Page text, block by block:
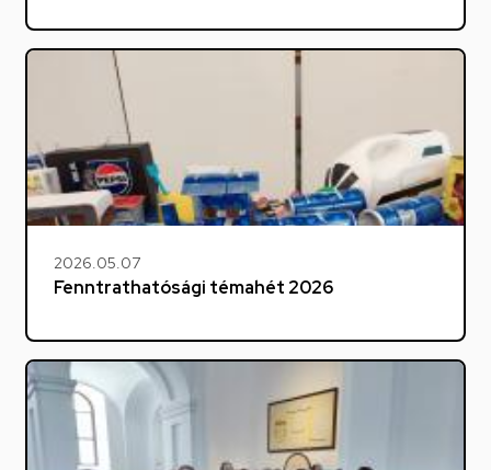
2026.05.07
Fenntrathatósági témahét 2026